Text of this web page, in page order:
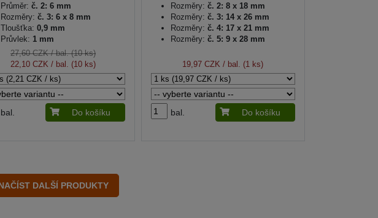
Průměr: č. 2: 6 mm
Rozměry: č. 3: 6 x 8 mm
Tloušťka: 0,9 mm
Průvlek: 1 mm
27,60 CZK/ bal. (10 ks)
22,10 CZK / bal. (10 ks)
bal. Do košíku
Rozměry: č. 2: 8 x 18 mm
Rozměry: č. 3: 14 x 26 mm
Rozměry: č. 4: 17 x 21 mm
Rozměry: č. 5: 9 x 28 mm
19,97 CZK / bal. (1 ks)
bal. Do košíku